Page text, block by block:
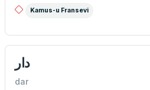
Kamus-u Fransevi
دار
dar